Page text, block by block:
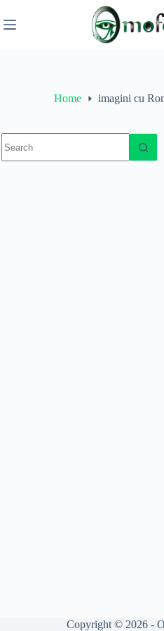
to
content
Home imagini cu
results
Copyright © 2026 -